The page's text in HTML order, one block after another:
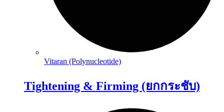
Vitaran (Polynucleotide)
Tightening & Firming (ยกกระชับ)